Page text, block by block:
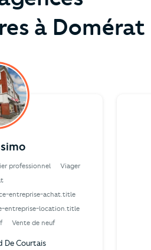
à Domérat
professionnel
Viager
entreprise-achat.title
entreprise-location.title
Vente de neuf
De Courtais